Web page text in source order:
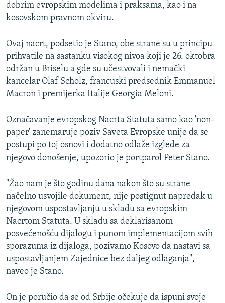
dobrim evropskim modelima i praksama, kao i na
kosovskom pravnom okviru.
Ovaj nacrt, podsetio je Stano, obe strane su u principu
prihvatile na sastanku visokog nivoa koji je 26. oktobra
održan u Briselu a gde su učestvovali i nemački
kancelar Olaf Scholz, francuski predsednik Emmanuel
Macron i premijerka Italije Georgia Meloni.
Označavanje evropskog Nacrta Statuta samo kao 'non-
paper' zanemaruje poziv Saveta Evropske unije da se
postupi po toj osnovi i dodatno odlaže izglede za
njegovo donošenje, upozorio je portparol Peter Stano.
"Žao nam je što godinu dana nakon što su strane
načelno usvojile dokument, nije postignut napredak u
njegovom uspostavljanju u skladu sa evropskim
Nacrtom Statuta. U skladu sa deklarisanom
posvećenošću dijalogu i punom implementacijom svih
sporazuma iz dijaloga, pozivamo Kosovo da nastavi sa
uspostavljanjem Zajednice bez daljeg odlaganja",
naveo je Stano.
On je poručio da se od Srbije očekuje da ispuni svoje